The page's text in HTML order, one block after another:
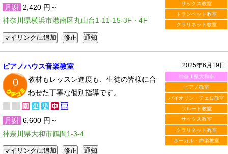
サックス教室
トランペット教室
クラリネット教室
月謝 2,420 円～
神奈川県横浜市港南区丸山台1-11-15-3F・4F
2025年6月19日
神奈川県大和市
ピアノ教室
バイオリン・チェロ教室
フルート教室
サックス教室
クラリネット教室
ボーカル・声楽教室
ピアノハウス音楽教室
0
教材もレッスン進度も、生徒の皆様に合
わせた丁寧な個別指導です。
月謝 6,600 円～
神奈川県大和市鶴間1-3-4